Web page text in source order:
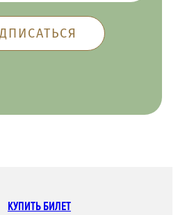
КУПИТЬ БИЛЕТ